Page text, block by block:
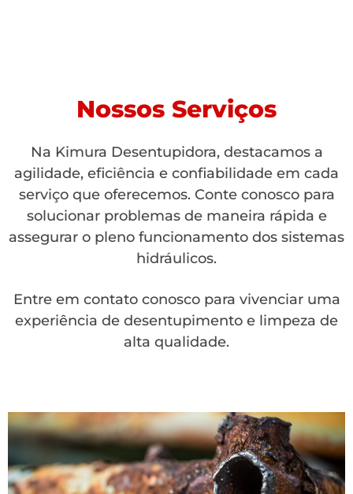
Nossos Serviços
Na Kimura Desentupidora, destacamos a
agilidade, eficiência e confiabilidade em cada
serviço que oferecemos. Conte conosco para
solucionar problemas de maneira rápida e
assegurar o pleno funcionamento dos sistemas
hidráulicos.
Entre em contato conosco para vivenciar uma
experiência de desentupimento e limpeza de
alta qualidade.